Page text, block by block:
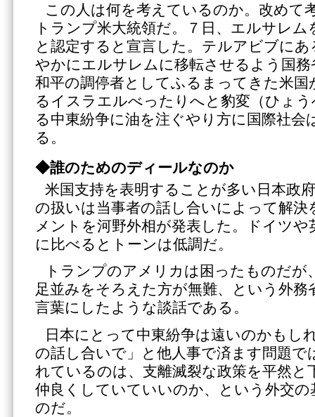
この人は何を考えているのか。改めて
トランプ米大統領だ。７日、エルサレ
と認定すると宣言した。テルアビブにあ
やかにエルサレムに移転させるよう国
和平の調停者としてふるまってきた米国
るイスラエルべったりへと豹変（ひょ
る中東紛争に油を注ぐやり方に国際社会
る。
◆誰のためのディールなのか
米国支持を表明することが多い日本政
の扱いは当事者の話し合いによって解決
メントを河野外相が発表した。ドイツや
に比べるとトーンは低調だ。
トランプのアメリカは困ったものだが
足並みをそろえた方が無難、という外務
言葉にしたような談話である。
日本にとって中東紛争は遠いのかもし
の話し合いで」と他人事で済ます問題で
れているのは、支離滅裂な政策を平然と
仲良くしていていいのか、という外交
のだ。